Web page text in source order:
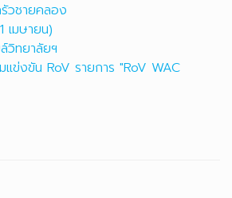
วชายคลอง
เมษายน)
วิทยาลัยฯ
แข่งขัน RoV รายการ "RoV WAC